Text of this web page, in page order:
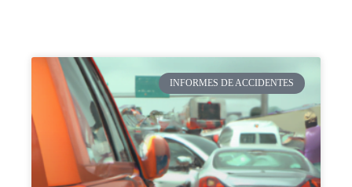
INFORMES DE ACCIDENTES